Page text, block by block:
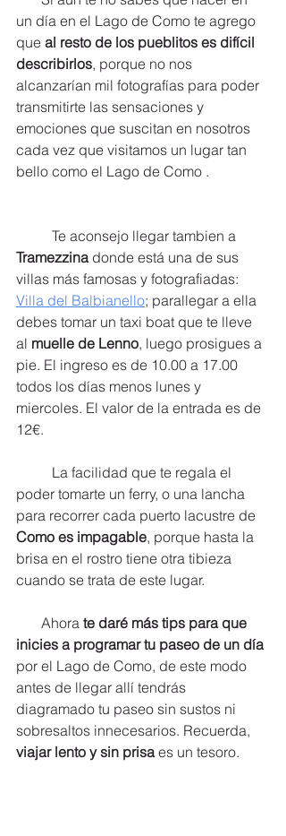
un día en el Lago de Como te agrego
que al resto de los pueblitos es difícil
describirlos, porque no nos
alcanzarían mil fotografías para poder
transmitirte las sensaciones y
emociones que suscitan en nosotros
cada vez que visitamos un lugar tan
bello como el Lago de Como .
	Te aconsejo llegar tambien a
Tramezzina donde está una de sus
villas más famosas y fotografiadas:
Villa del Balbianello; parallegar a ella
debes tomar un taxi boat que te lleve
al muelle de Lenno, luego prosigues a
pie. El ingreso es de 10.00 a 17.00
todos los días menos lunes y
miercoles. El valor de la entrada es de
12€.
poder tomarte un ferry, o una lancha
para recorrer cada puerto lacustre de
Como es impagable, porque hasta la
brisa en el rostro tiene otra tibieza
cuando se trata de este lugar.
       Ahora
te daré más tips para que
inicies a programar tu paseo de un día
por el Lago de Como, de este modo
antes de llegar allí tendrás
diagramado tu paseo sin sustos ni
sobresaltos innecesarios. Recuerda,
viajar lento y sin prisa es un tesoro.